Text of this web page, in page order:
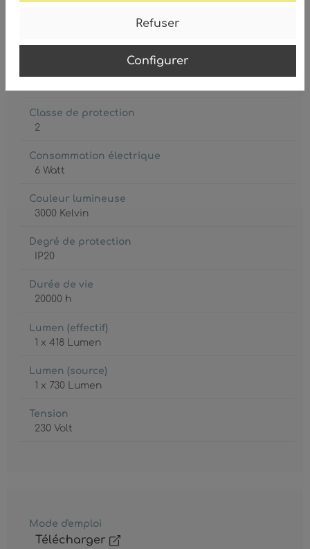
Refuser
Configurer
Classe de protection
2
Consommation électrique
6 Watt
Couleur lumineuse
3000 Kelvin
Degré de protection
IP20
Durée de vie
20000 h
Lumen (effectif)
1 x 418 Lumen
Lumen (source)
1 x 730 Lumen
Tension
230 Volt
Mode d'emploi
Télécharger